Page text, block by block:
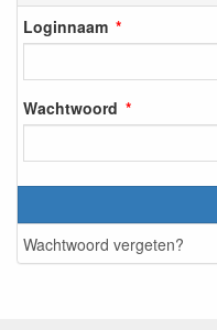
Loginnaam
Wachtwoord
Wachtwoord vergeten?